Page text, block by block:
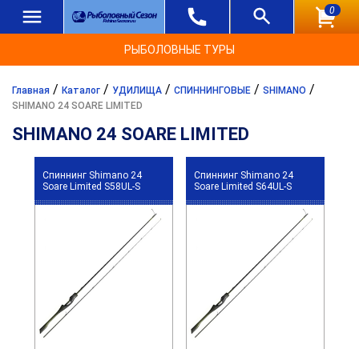
0
РЫБОЛОВНЫЕ ТУРЫ
Главная / Каталог / УДИЛИЩА / СПИННИНГОВЫЕ / SHIMANO /
SHIMANO 24 SOARE LIMITED
SHIMANO 24 SOARE LIMITED
Спиннинг Shimano 24
Soare Limited S58UL-S
Спиннинг Shimano 24
Soare Limited S64UL-S